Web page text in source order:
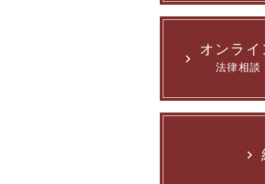
オンライ
法律相談